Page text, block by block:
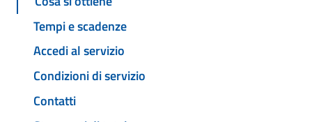
Tempi e scadenze
Accedi al servizio
Condizioni di servizio
Contatti